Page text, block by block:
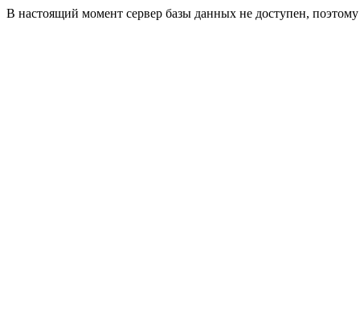
В настоящий момент сервер базы данных не доступен,